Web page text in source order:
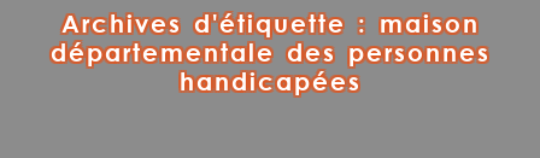
Archives d'étiquette :maison
départementale des personnes
handicapées